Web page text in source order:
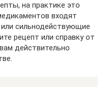
на практике это
входят
сильнодействующие
рецепт или справку от
действительно